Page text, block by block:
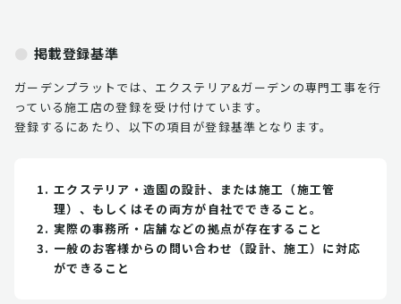
掲載登録基準
ガーデンプラットでは、エクステリア&ガーデンの専門工事を行
っている施工店の登録を受け付けています。
登録するにあたり、以下の項目が登録基準となります。
エクステリア・造園の設計、または施工（施工管
理）、もしくはその両方が自社でできること。
実際の事務所・店舗などの拠点が存在すること
一般のお客様からの問い合わせ（設計、施工）に対応
ができること